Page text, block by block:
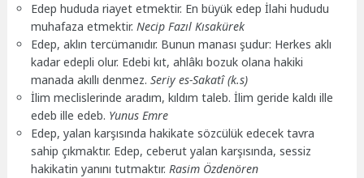
Edep hududa riayet etmektir. En büyük edep İlahi hududu
muhafaza etmektir.Necip Fazıl Kısakürek
Edep, aklın tercümanıdır. Bunun manası şudur: Herkes aklı
kadar edepli olur. Edebi kıt, ahlâkı bozuk olana hakiki
manada akıllı denmez.Seriy es-Sakatî (k.s)
İlim meclislerinde aradım, kıldım taleb. İlim geride kaldı ille
edeb ille edeb. Yunus Emre
Edep, yalan karşısında hakikate sözcülük edecek tavra
sahip çıkmaktır. Edep, ceberut yalan karşısında, sessiz
hakikatin yanını tutmaktır.Rasim Özdenören